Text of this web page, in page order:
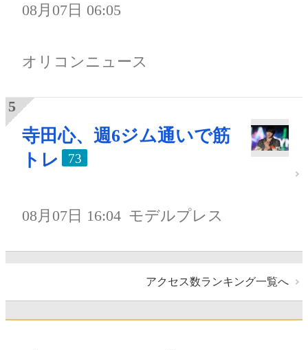
08月07日 06:05
オリコンニュース
寺田心、週6ジム通いで筋
トレ
73
08月07日 16:04 モデルプレス
アクセス数ランキング一覧へ